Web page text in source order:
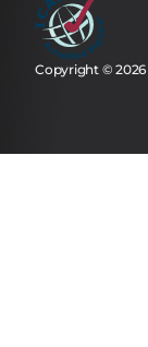
Copyright ©